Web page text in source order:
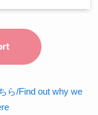
ら/Find out why we